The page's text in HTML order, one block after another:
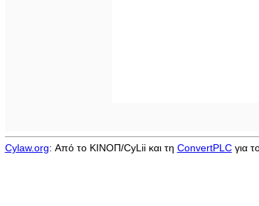
Cylaw.org: Από το ΚΙΝOΠ/CyLii και τη ConvertPLCγια